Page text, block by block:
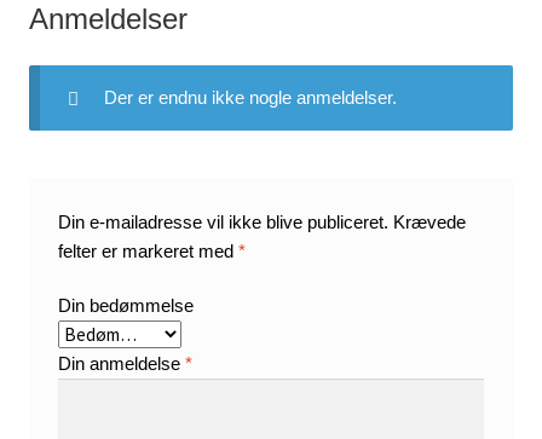
Anmeldelser
Der er endnu ikke nogle anmeldelser.
Din e-mailadresse vil ikke blive publiceret. Krævede
felter er markeret med*
Din bedømmelse
Din anmeldelse*